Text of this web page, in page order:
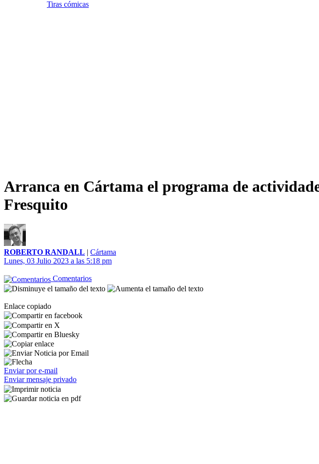
Tiras cómicas
Arranca en Cártama el programa de
Fresquito
ROBERTO RANDALL | Cártama
Lunes, 03 Julio 2023 a las 5:18 pm
Comentarios
Enlace copiado
Enviar por e-mail
Enviar mensaje privado